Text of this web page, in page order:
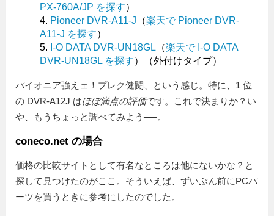
PX-760A/JP を探す）
Pioneer DVR-A11-J （楽天で Pioneer DVR-
A11-J を探す）
I-O DATA DVR-UN18GL （楽天で I-O DATA
DVR-UN18GL を探す）（外付けタイプ）
パイオニア強えェ！プレク健闘、という感じ。特に、1 位
の DVR-A12J はほぼ満点の評価です。これで決まりか？い
や、もうちょっと調べてみよう──。
coneco.net の場合
価格の比較サイトとして有名なところは他にないかな？と
探して見つけたのがここ。そういえば、ずいぶん前にPCパ
ーツを買うときに参考にしたのでした。